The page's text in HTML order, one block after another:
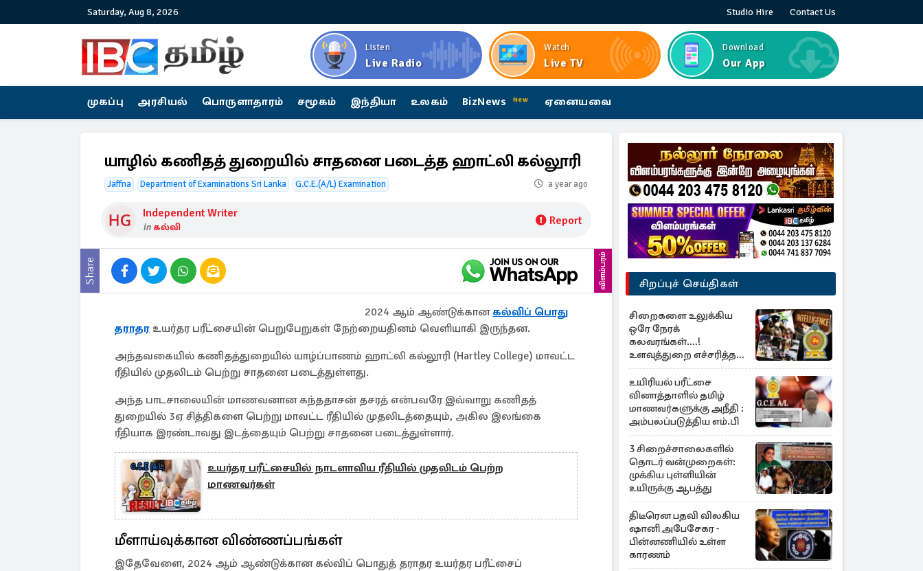
Saturday, Aug 8, 2026 Studio Hire Contact Us
Listen
Live Radio
Watch
Live TV
Download
Our App
முகப்பு அரசியல் பொருளாதாரம் சமூகம் இந்தியா உலகம் BizNews New ஏனையவை
யாழில் கணிதத் துறையில் சாதனை படைத்த ஹாட்லி கல்லூரி
Jaffna Department of Examinations Sri Lanka G.C.E.(A/L) Examination a year ago
Independent Writer
in கல்வி Report
Share விளம்பரம்
2024 ஆம் ஆண்டுக்கான கல்விப் பொது
தராதர உயர்தர பரீட்சையின் பெறுபேறுகள் நேற்றையதினம் வெளியாகி இருந்தன.
அந்தவகையில் கணிதத்துறையில் யாழ்ப்பாணம் ஹாட்லி கல்லூரி (Hartley College) மாவட்ட
ரீதியில் முதலிடம் பெற்று சாதனை படைத்துள்ளது.
அந்த பாடசாலையின் மாணவனான கந்ததாசன் தசரத் என்பவரே இவ்வாறு கணிதத்
துறையில் 3ஏ சித்திகளை பெற்று மாவட்ட ரீதியில் முதலிடத்தையும், அகில இலங்கை
ரீதியாக இரண்டாவது இடத்தையும் பெற்று சாதனை படைத்துள்ளார்.
உயர்தர பரீட்சையில் நாடளாவிய ரீதியில் முதலிடம் பெற்ற
மாணவர்கள்
மீளாய்வுக்கான விண்ணப்பங்கள்
இதேவேளை, 2024 ஆம் ஆண்டுக்கான கல்விப் பொதுத் தராதர உயர்தர பரீட்சைப்
சிறப்புச் செய்திகள்
சிறைகளை உலுக்கிய
ஒரே நேரக்
கலவரங்கள்....!
உளவுத்துறை எச்சரித்த
பாரிய சதி அம்பலம்
உயிரியல் பரீட்சை
வினாத்தாளில் தமிழ்
மாணவர்களுக்கு அநீதி :
அம்பலப்படுத்திய எம்.பி
3 சிறைச்சாலைகளில்
தொடர் வன்முறைகள்:
முக்கிய புள்ளியின்
உயிருக்கு ஆபத்து
திடீரென பதவி விலகிய
ஷானி அபேசேகர -
பின்னணியில் உள்ள
காரணம்